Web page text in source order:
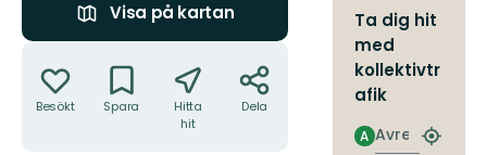
Visa på kartan
Besökt Spara
Hitta
hit
Dela
Ta dig hit
med
kollektivtr
afik
Avresa
A
Hitta